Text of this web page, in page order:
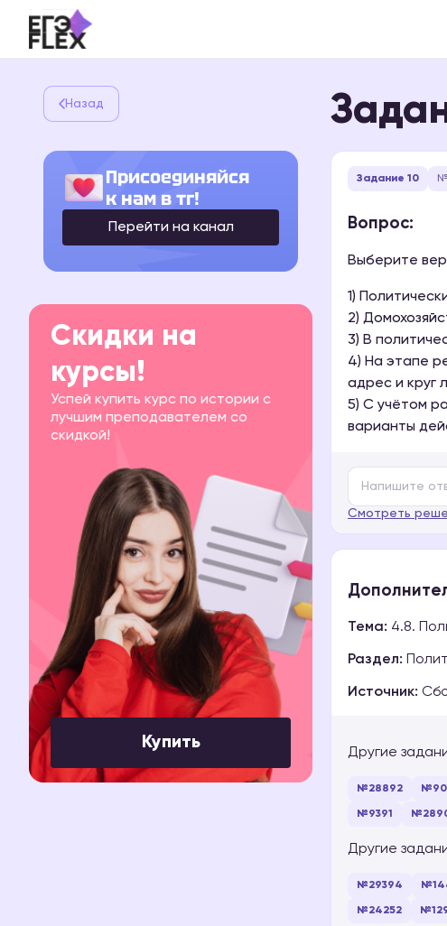
Назад
Присоединяйся
к нам в тг!
Перейти на канал
Задание 10
Вопрос:
Выберите
1)
2)
3) В
4) На этапе
адрес и круг
5) С учётом
варианты
Смотреть
Тема: 4.8.
Раздел:
Источник:
Другие
№28892
№9391
Другие
№29394
№24252
Скидки на
курсы!
Успей купить курс по истории с
лучшим преподавателем со
скидкой!
Купить